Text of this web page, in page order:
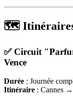
🗺️ Itinéraires
✅ Circuit
Vence
Durée : Journée
Itinéraire : Cannes